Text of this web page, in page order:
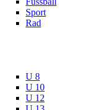
Sport
Rad
U 8
U 10
U 12